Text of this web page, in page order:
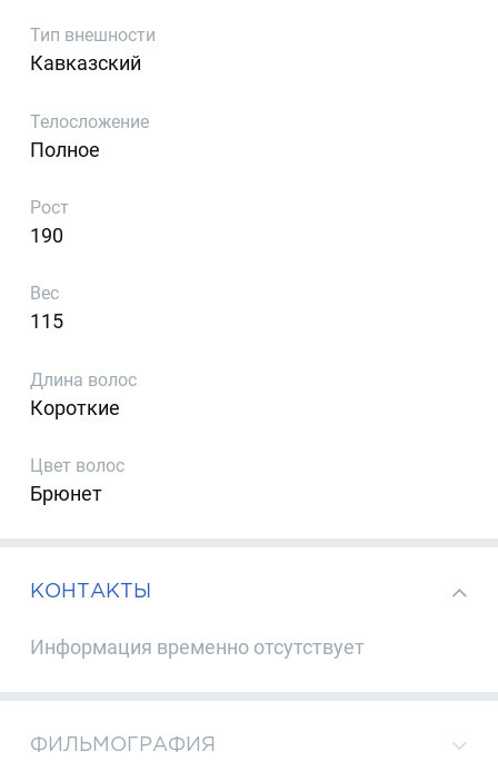
Тип внешности
Кавказский
Телосложение
Полное
Рост
190
Вес
115
Длина волос
Короткие
Цвет волос
Брюнет
КОНТАКТЫ
Информация временно отсутствует
ФИЛЬМОГРАФИЯ